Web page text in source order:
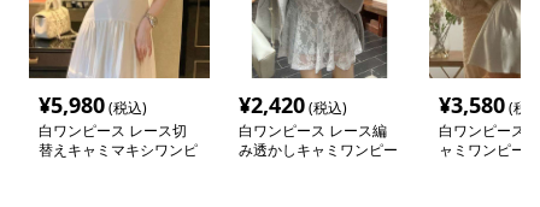
¥5,980(税込)
白ワンピース レース切
替えキャミマキシワンピ
¥2,420(税込)
白ワンピース レース編
み透かしキャミワンピー
¥3,580(税
白ワンピース
ャミワンピース